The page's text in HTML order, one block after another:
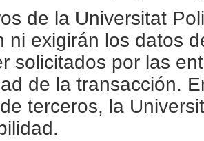
de la Universitat
ni exigirán los datos
solicitados por las
de la transacción.
terceros, la